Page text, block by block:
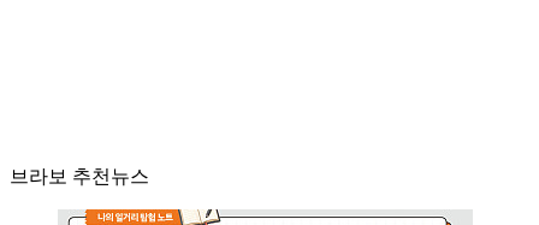
브라보 추천뉴스